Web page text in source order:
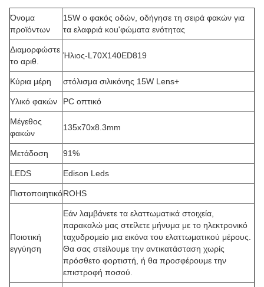
Όνομα
προϊόντων
15W ο φακός οδών, οδήγησε τη σειρά φακών για
τα ελαφριά κοu'φώματα ενότητας
Διαμορφώστε
το αριθ.
Ήλιος-L70X140ED819
Κύρια μέρη στόλισμα σιλικόνης 15W Lens+
Υλικό φακών PC οπτικό
Μέγεθος
φακών
135x70x8.3mm
Μετάδοση 91%
LEDS Edison Leds
ΠιστοποιητικόROHS
Ποιοτική
εγγύηση
Εάν λαμβάνετε τα ελαττωματικά στοιχεία,
παρακαλώ μας στείλετε μήνυμα με το ηλεκτρονικό
ταχυδρομείο μια εικόνα του ελαττωματικού μέρους.
Θα σας στείλουμε την αντικατάσταση χωρίς
πρόσθετο φορτιστή, ή θα προσφέρουμε την
επιστροφή ποσού.